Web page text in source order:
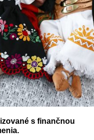
s finančnou